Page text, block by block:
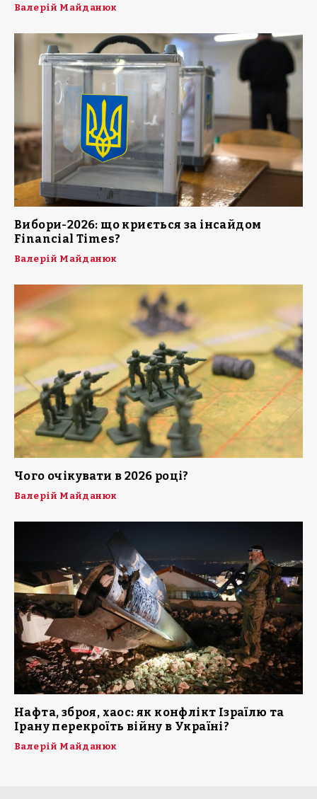
Валерій Майданюк
Вибори-2026: що криється за інсайдом
Financial Times?
Валерій Майданюк
Чого очікувати в 2026 році?
Валерій Майданюк
Нафта, зброя, хаос: як конфлікт Ізраїлю та
Ірану перекроїть війну в Україні?
Валерій Майданюк